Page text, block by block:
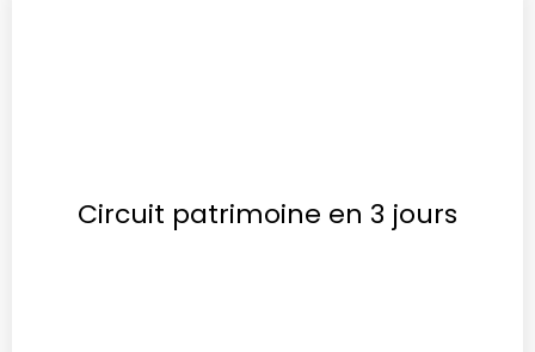
Circuit patrimoine en 3 jours